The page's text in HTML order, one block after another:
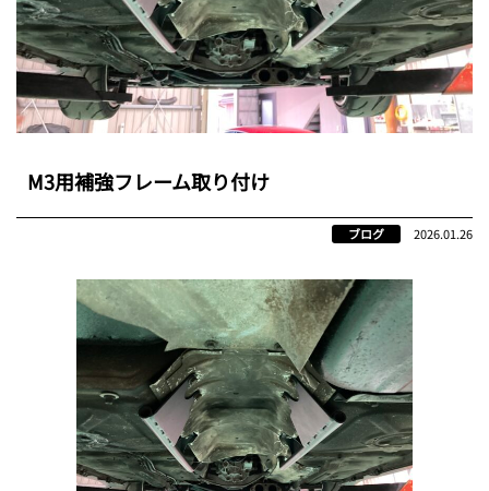
M3用補強フレーム取り付け
ブログ 2026.01.26